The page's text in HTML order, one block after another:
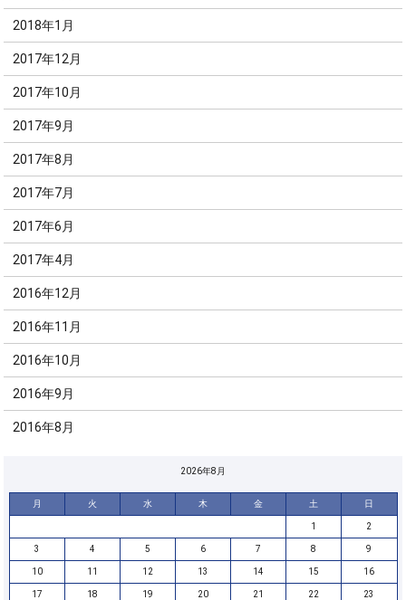
2018年1月
2017年12月
2017年10月
2017年9月
2017年8月
2017年7月
2017年6月
2017年4月
2016年12月
2016年11月
2016年10月
2016年9月
2016年8月
2026年8月
月 火 水 木 金 土 日
1 2
3 4 5 6 7 8 9
10 11 12 13 14 15 16
17 18 19 20 21 22 23